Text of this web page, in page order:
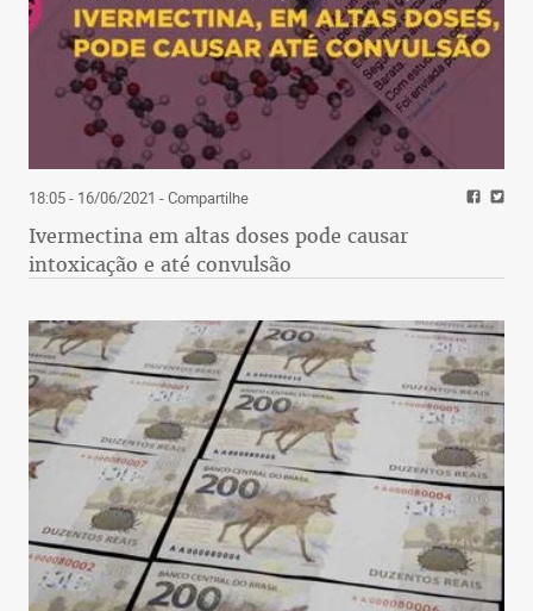
18:05 - 16/06/2021 - Compartilhe
Ivermectina em altas doses pode causar
intoxicação e até convulsão